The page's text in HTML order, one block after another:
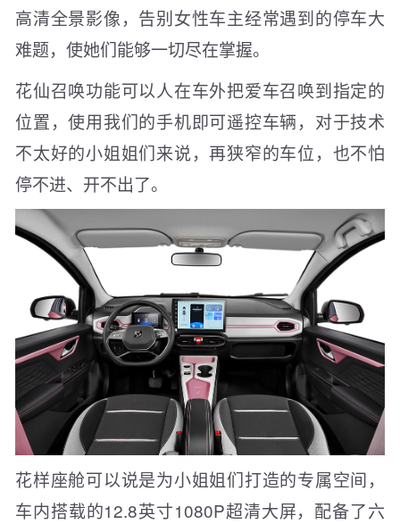
高清全景影像，告别女性车主经常遇到的停车大
难题，使她们能够一切尽在掌握。
花仙召唤功能可以人在车外把爱车召唤到指定的
位置，使用我们的手机即可遥控车辆，对于技术
不太好的小姐姐们来说，再狭窄的车位，也不怕
停不进、开不出了。
花样座舱可以说是为小姐姐们打造的专属空间，
车内搭载的12.8英寸1080P超清大屏，配备了六